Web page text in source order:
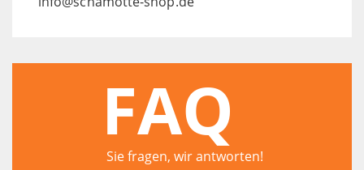
FAQ
Sie fragen, wir antworten!